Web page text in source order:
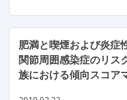
肥満と喫煙および炎症
関節周囲感染症のリス
族における傾向スコア